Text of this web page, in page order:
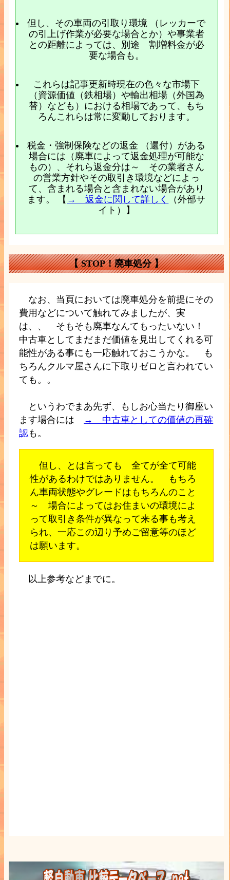
但し、その車両の引取り環境 （レッカーで
の引上げ作業が必要な場合とか）や事業者
との距離によっては、別途 割増料金が必
要な場合も。
これらは記事更新時現在の色々な市場下
（資源価値（鉄相場）や輸出相場（外国為
替）なども）における相場であって、もち
ろんこれらは常に変動しております。
税金・強制保険などの返金 （還付）がある
場合には（廃車によって返金処理が可能な
もの）、それら返金分は～ その業者さん
の営業方針やその取引き環境などによっ
て、含まれる場合と含まれない場合があり
ます。 【 → 返金に関して詳しく
（外部サ
イト）】
【 STOP！廃車処分 】
なお、当頁においては廃車処分を前提にその
費用などについて触れてみましたが、実
は、、 そもそも廃車なんてもったいない！
中古車としてまだまだ価値を見出してくれる可
能性がある事にも一応触れておこうかな。 も
ちろんクルマ屋さんに下取りゼロと言われてい
ても。。
というわでまあ先ず、もしお心当たり御座い
ます場合には
→ 中古車としての価値の再確
認も。
但し、とは言っても 全てが全て可能
性があるわけではありません。 もちろ
ん車両状態やグレードはもちろんのこと
～ 場合によってはお住まいの環境によ
って取引き条件が異なって来る事も考え
られ、一応この辺り予めご留意等のほど
は願います。
以上参考などまでに。